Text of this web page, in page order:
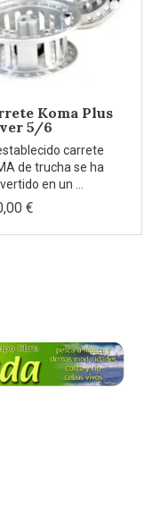
Koma Plus
5/6
carrete
de trucha se ha
en un ...
€